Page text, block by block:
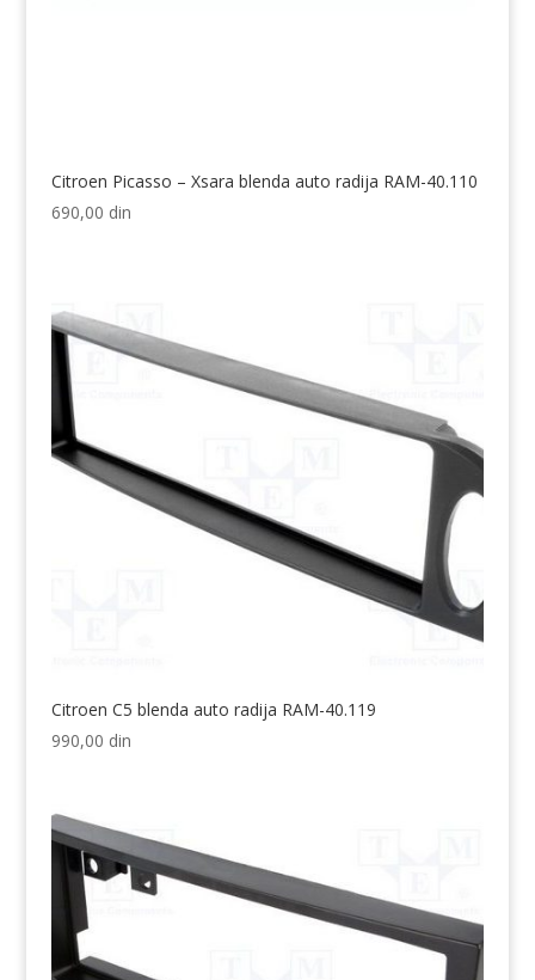
Citroen Picasso – Xsara blenda auto radija RAM-40.110
690,00 din
Citroen C5 blenda auto radija RAM-40.119
990,00 din